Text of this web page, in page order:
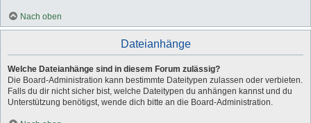
Nach oben
Dateianhänge
Welche Dateianhänge sind in diesem Forum zulässig?
Die Board-Administration kann bestimmte Dateitypen zulassen oder verbieten.
Falls du dir nicht sicher bist, welche Dateitypen du anhängen kannst und du
Unterstützung benötigst, wende dich bitte an die Board-Administration.